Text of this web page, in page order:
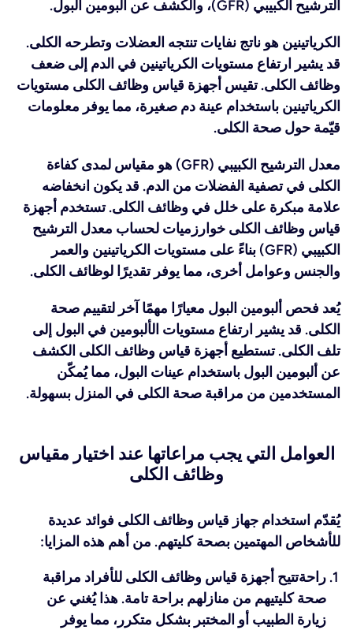
الترشيح الكبيبي (GFR)، والكشف عن ألبومين البول.
الكرياتينين هو ناتج نفايات تنتجه العضلات وتطرحه الكلى.
قد يشير ارتفاع مستويات الكرياتينين في الدم إلى ضعف
وظائف الكلى. تقيس أجهزة قياس وظائف الكلى مستويات
الكرياتينين باستخدام عينة دم صغيرة، مما يوفر معلومات
قيّمة حول صحة الكلى.
معدل الترشيح الكبيبي (GFR) هو مقياس لمدى كفاءة
الكلى في تصفية الفضلات من الدم. قد يكون انخفاضه
علامة مبكرة على خلل في وظائف الكلى. تستخدم أجهزة
قياس وظائف الكلى خوارزميات لحساب معدل الترشيح
الكبيبي (GFR) بناءً على مستويات الكرياتينين والعمر
والجنس وعوامل أخرى، مما يوفر تقديرًا لوظائف الكلى.
يُعد فحص ألبومين البول معيارًا مهمًا آخر لتقييم صحة
الكلى. قد يشير ارتفاع مستويات الألبومين في البول إلى
تلف الكلى. تستطيع أجهزة قياس وظائف الكلى الكشف
عن ألبومين البول باستخدام عينات البول، مما يُمكّن
المستخدمين من مراقبة صحة الكلى في المنزل بسهولة.
العوامل التي يجب مراعاتها عند اختيار مقياس
وظائف الكلى
يُقدّم استخدام جهاز قياس وظائف الكلى فوائد عديدة
للأشخاص المهتمين بصحة كليتهم. من أهم هذه المزايا:
راحةتتيح أجهزة قياس وظائف الكلى للأفراد مراقبة
صحة كليتيهم من منازلهم براحة تامة. هذا يُغني عن
زيارة الطبيب أو المختبر بشكل متكرر، مما يوفر